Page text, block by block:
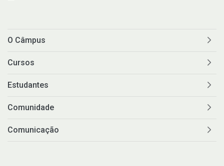
O Câmpus
Cursos
Estudantes
Comunidade
Comunicação